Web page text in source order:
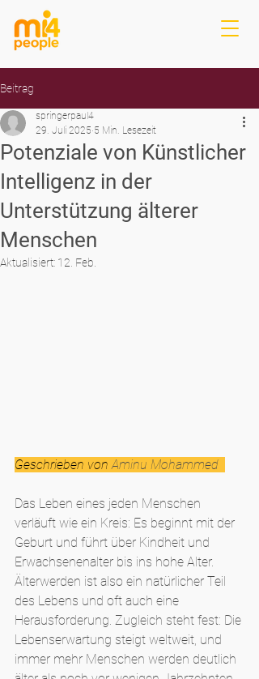
Beitrag
Potenziale von Künstlicher
Intelligenz in der
Unterstützung älterer
Menschen
springerpaul4
29. Juli 2025 5 Min. Lesezeit
Aktualisiert: 12. Feb.
Geschrieben von Aminu Mohammed
Das Leben eines jeden Menschen
verläuft wie ein Kreis: Es beginnt mit der
Geburt und führt über Kindheit und
Erwachsenenalter bis ins hohe Alter.
Älterwerden ist also ein natürlicher Teil
des Lebens und oft auch eine
Herausforderung. Zugleich steht fest: Die
Lebenserwartung steigt weltweit, und
immer mehr Menschen werden deutlich